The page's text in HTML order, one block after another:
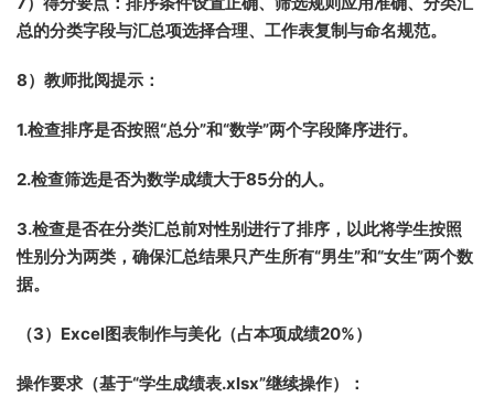
总的分类字段与汇总项选择合理、工作表复制与命名规范。
8）教师批阅提示：
1.检查排序是否按照“总分”和“数学”两个字段降序进行。
2.检查筛选是否为数学成绩大于85分的人。
3.检查是否在分类汇总前对性别进行了排序，以此将学生按照
性别分为两类，确保汇总结果只产生所有“男生”和“女生”两个数
据。
（3）Excel图表制作与美化（占本项成绩20%）
操作要求（基于“学生成绩表.xlsx”继续操作）：